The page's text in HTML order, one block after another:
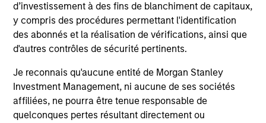
d’investissement à des fins de blanchiment de capitaux,
y compris des procédures permettant l'identification
des abonnés et la réalisation de vérifications, ainsi que
d'autres contrôles de sécurité pertinents.
Je reconnais qu'aucune entité de Morgan Stanley
Investment Management, ni aucune de ses sociétés
affiliées, ne pourra être tenue responsable de
quelconques pertes résultant directement ou
May not represent all Team Members.
The information on this page is for informational
purposes only. The information contained herein does
not constitute and should not be construed as an
offering of advisory services or an offer to sell or a
solicitation of an offer to buy any securities in any
jurisdiction in which such offer or solicitation,
purchase or sale would be unlawful under the
securities, insurance or other laws of such jurisdiction.